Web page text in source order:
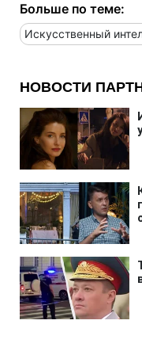
Больше по теме:
Искусственный